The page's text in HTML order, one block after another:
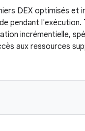
DEX optimisés et
pendant
incrémentielle,
aux ressources